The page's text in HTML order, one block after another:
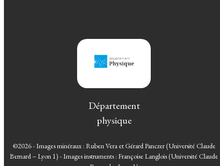
Département
physique
©2026 - Images minéraux : Ruben Vera et Gérard Panczer (Université Claude
Bernard – Lyon 1) - Images instruments : Françoise Langlois (Université Claude